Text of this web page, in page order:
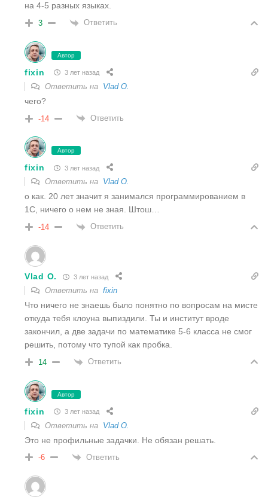
на 4-5 разных языках.
3 Ответить
Автор
fixin 3 лет назад
Ответить на Vlad O.
чего?
-14 Ответить
Автор
fixin 3 лет назад
Ответить на Vlad O.
о как. 20 лет значит я занимался программированием в
1С, ничего о нем не зная. Штош…
-14 Ответить
Vlad O. 3 лет назад
Ответить на fixin
Что ничего не знаешь было понятно по вопросам на мисте
откуда тебя клоуна выпиздили. Ты и институт вроде
закончил, а две задачи по математике 5-6 класса не смог
решить, потому что тупой как пробка.
14 Ответить
Автор
fixin 3 лет назад
Ответить на Vlad O.
Это не профильные задачки. Не обязан решать.
-6 Ответить